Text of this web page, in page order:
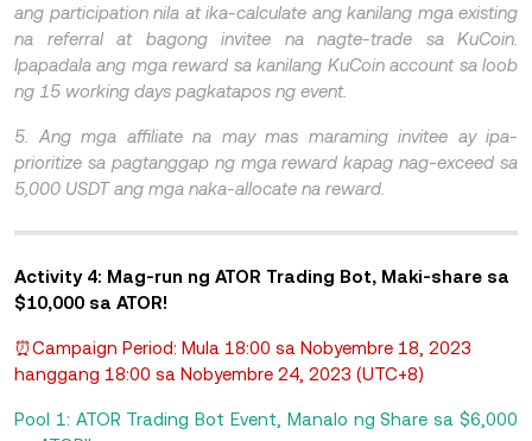
ang participation nila at ika-calculate ang kanilang mga existing
na referral at bagong invitee na nagte-trade sa KuCoin.
Ipapadala ang mga reward sa kanilang KuCoin account sa loob
ng 15 working days pagkatapos ng event.
5. Ang mga affiliate na may mas maraming invitee ay ipa-
prioritize sa pagtanggap ng mga reward kapag nag-exceed sa
5,000 USDT ang mga naka-allocate na reward.
Activity 4: Mag-run ng ATOR Trading Bot, Maki-share sa
$10,000 sa ATOR!
⏰Campaign Period: Mula 18:00 sa Nobyembre 18, 2023
hanggang 18:00 sa Nobyembre 24, 2023 (UTC+8)
Pool 1: ATOR Trading Bot Event, Manalo ng Share sa $6,000